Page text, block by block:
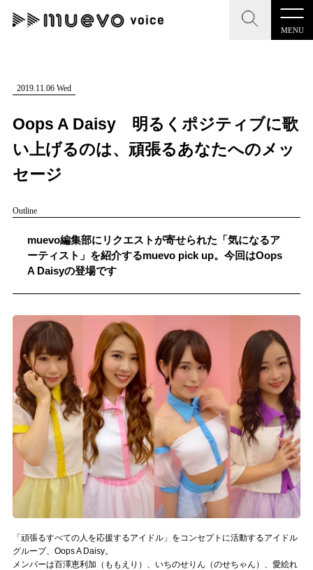
MENU
CLOSE
記事を検索する
#男性シンガー #HR/HM #女性シンガー
#ヒップホップ #男性シンガーグループ
CLOSE
"読者の声を形にする”音楽特化メディア
記事一覧
プレスリリース一覧
会社概要
記事リクエスト
ログイン
LINK
muevoクラウドファンディング
muevoコミュニティ
ぶいクラ！by muevo
ぶいマガ！ by muevo
2019.11.06 Wed
Oops A Daisy 明るくポジティブに歌
い上げるのは、頑張るあなたへのメッ
セージ
Outline
muevo編集部にリクエストが寄せられた「気になるア
ーティスト」を紹介するmuevo pick up。今回はOops
A Daisyの登場です
「頑張るすべての人を応援するアイドル」をコンセプトに活動するアイドル
グループ、Oops A Daisy。
メンバーは百澤恵利加（ももえり）、いちのせりん（のせちゃん）、愛絵れ